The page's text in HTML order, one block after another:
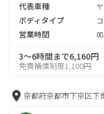
代表車種
ボディタイプ
営業時間
3～6時間まで6,160円
免責補償制度1,100円
京都府京都市下京区下